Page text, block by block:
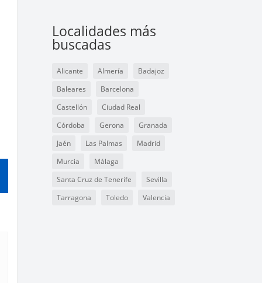
Localidades más
buscadas
Alicante Almería
Badajoz
Baleares
Barcelona
Castellón
Ciudad Real
Córdoba
Gerona
Granada
Jaén
Las Palmas
Madrid
Murcia
Málaga
Santa Cruz de Tenerife
Sevilla
Tarragona
Toledo Valencia